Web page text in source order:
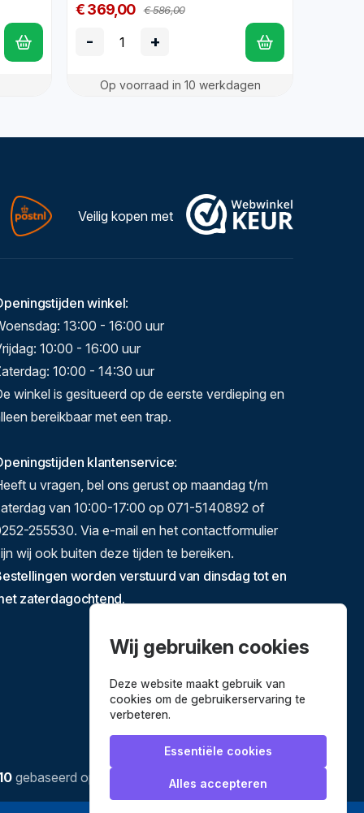
€ 369,00 € 586,00
- +
Op voorraad in 10 werkdagen
Veilig kopen met
winkel:
13:00 - 16:00 uur
10:00 - 16:00 uur
10:00 - 14:30 uur
winkel is gesitueerd op de eerste verdieping en
bereikbaar met een trap.
klantenservice:
u vragen, bel ons gerust op maandag t/m
van 10:00-17:00 op 071-5140892 of
255530. Via e-mail en het contactformulier
wij ook buiten deze tijden te bereiken.
worden verstuurd van dinsdag tot en
zaterdagochtend.
gebaseerd op reviews.
Wij gebruiken cookies
Deze website maakt gebruik van
cookies om de gebruikerservaring te
verbeteren.
Essentiële cookies
Alles accepteren